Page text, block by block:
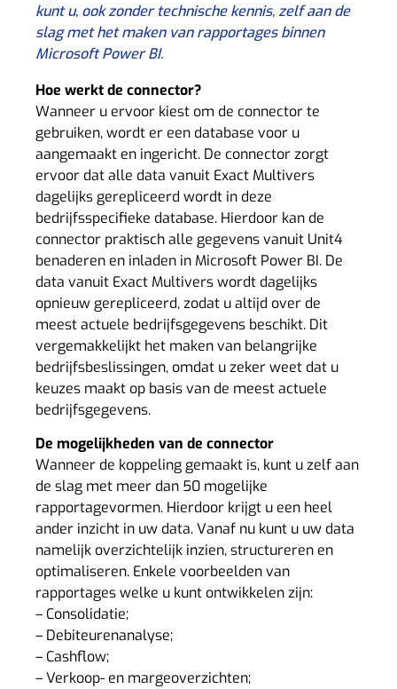
kunt u, ook zonder technische kennis, zelf aan de
slag met het maken van rapportages binnen
Microsoft Power BI.
Hoe werkt de connector?
Wanneer u ervoor kiest om de connector te
gebruiken, wordt er een database voor u
aangemaakt en ingericht. De connector zorgt
ervoor dat alle data vanuit Exact Multivers
dagelijks gerepliceerd wordt in deze
bedrijfsspecifieke database. Hierdoor kan de
connector praktisch alle gegevens vanuit Unit4
benaderen en inladen in Microsoft Power BI. De
data vanuit Exact Multivers wordt dagelijks
opnieuw gerepliceerd, zodat u altijd over de
meest actuele bedrijfsgegevens beschikt. Dit
vergemakkelijkt het maken van belangrijke
bedrijfsbeslissingen, omdat u zeker weet dat u
keuzes maakt op basis van de meest actuele
bedrijfsgegevens.
De mogelijkheden van de connector
Wanneer de koppeling gemaakt is, kunt u zelf aan
de slag met meer dan 50 mogelijke
rapportagevormen. Hierdoor krijgt u een heel
ander inzicht in uw data. Vanaf nu kunt u uw data
namelijk overzichtelijk inzien, structureren en
optimaliseren. Enkele voorbeelden van
rapportages welke u kunt ontwikkelen zijn:
– Consolidatie;
– Debiteurenanalyse;
– Cashflow;
– Verkoop- en margeoverzichten;